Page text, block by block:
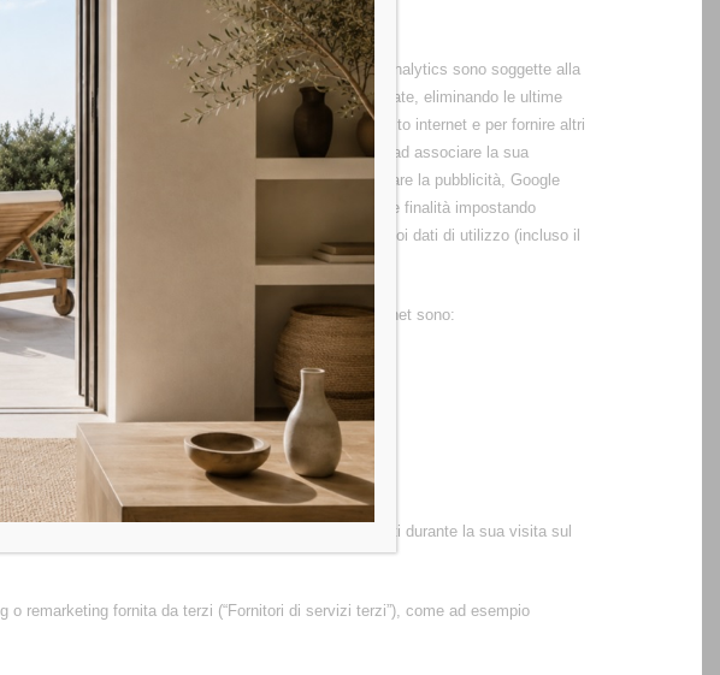
del Sito internet. Le informazioni generate da Google Analytics sono soggette alla
del trasferimento le informazioni saranno anonimizzate, eliminando le ultime
per redigere rapporti in merito all’attività del Sito internet e per fornire altri
tuttavia presente che, se ha autorizzato Google ad associare la sua
informazioni del suo account Google per personalizzare la pubblicità, Google
Può rifiutare l’utilizzo di cookie per le summenzionate finalità impostando
Sito internet. Può inoltre disattivare la raccolta dei suoi dati di utilizzo (incluso il
di Google Analytics utilizzati sul presente Sito internet sono:
durata di vita di 2 anni;
24 ore;
in merito ai nostri prodotti e servizi da lei manifestati durante la sua visita sul
remarketing fornita da terzi (“Fornitori di servizi terzi”), come ad esempio